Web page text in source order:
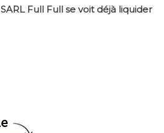
Full Full se voit déjà liquider